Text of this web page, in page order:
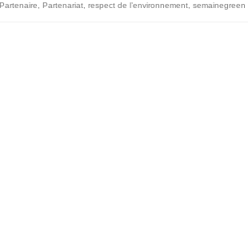
Partenaire Partenariat, respect de l’environnement, semainegreen